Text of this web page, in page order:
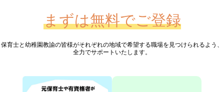
まずは無料でご登録
保育士と幼稚園教諭の皆様がそれぞれの地域で希望する職場を見つけられるよう、
全力でサポートいたします。